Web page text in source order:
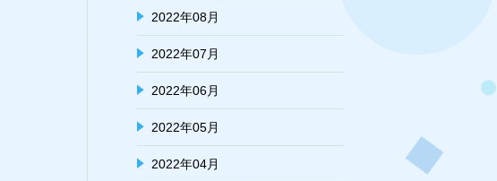
2022年08月
2022年07月
2022年06月
2022年05月
2022年04月